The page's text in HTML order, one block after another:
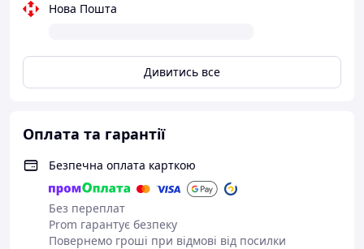
Режими нагрівання: 2
Напруга: 220-240 В/50 Гц
Нова Пошта
Дивитись все
Оплата та гарантії
Безпечна оплата карткою
Без переплат
Prom гарантує безпеку
Повернемо гроші при відмові від посилки